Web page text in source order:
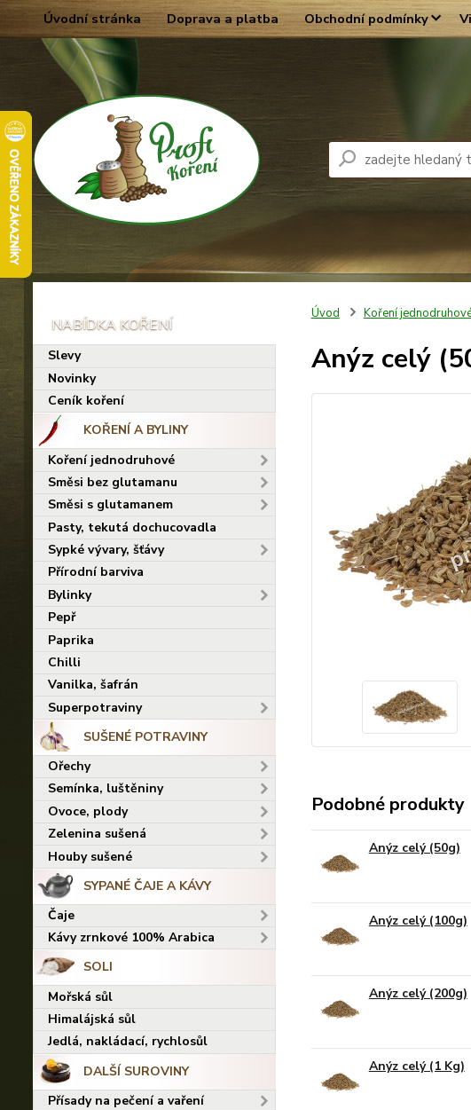
Úvodní stránka Doprava a platba Obchodní podmínky
Slevy
Novinky
Ceník koření
KOŘENÍ A BYLINY
Koření jednodruhové
Směsi bez glutamanu
Směsi s glutamanem
Pasty, tekutá dochucovadla
Sypké vývary, šťávy
Přírodní barviva
Bylinky
Pepř
Paprika
Chilli
Vanilka, šafrán
Superpotraviny
SUŠENÉ POTRAVINY
Ořechy
Semínka, luštěniny
Ovoce, plody
Zelenina sušená
Houby sušené
SYPANÉ ČAJE A KÁVY
Čaje
Kávy zrnkové 100% Arabica
SOLI
Mořská sůl
Himalájská sůl
Jedlá, nakládací, rychlosůl
DALŠÍ SUROVINY
Přísady na pečení a vaření
Úvod Koření
Anýz celý
Podobné produkty
Anýz celý (50g)
Anýz celý (100g)
Anýz celý (200g)
Anýz celý (1 Kg)